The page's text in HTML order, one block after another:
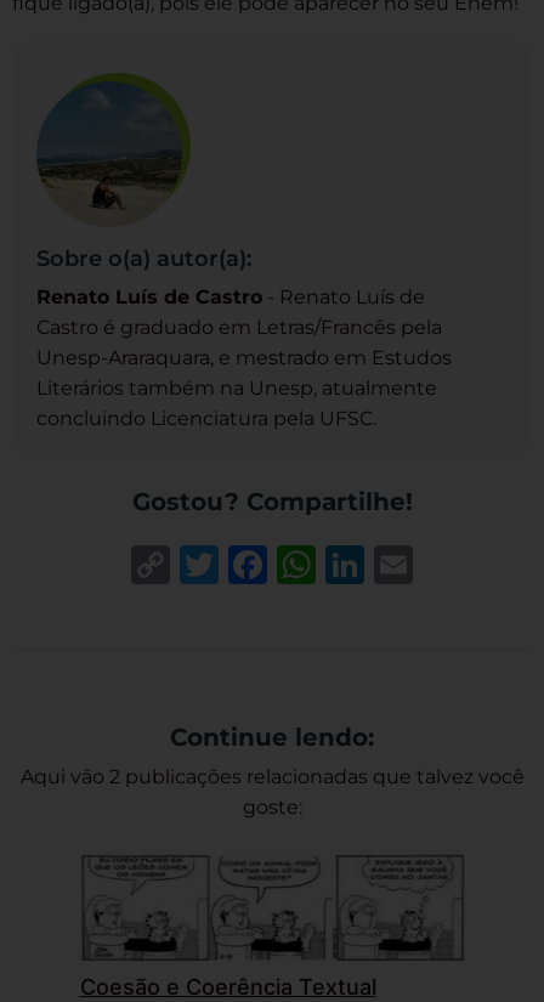
Sobre o(a) autor(a):
Renato Luís de Castro - Renato Luís de
Castro é graduado em Letras/Francês pela
Unesp-Araraquara, e mestrado em Estudos
Literários também na Unesp, atualmente
concluindo Licenciatura pela UFSC.
Gostou? Compartilhe!
CopyTwitter
Facebook
WhatsApp
LinkedIn
Continue lendo:
Aqui vão 2 publicações relacionadas que talvez você
goste:
Coesão e Coerência Textual